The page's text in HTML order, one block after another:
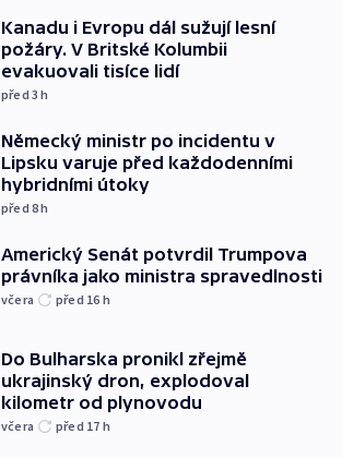
Kanadu i Evropu dál sužují lesní
požáry. V Britské Kolumbii
evakuovali tisíce lidí
před 3h
Německý ministr po incidentu v
Lipsku varuje před každodenními
hybridními útoky
před 8h
Americký Senát potvrdil Trumpova
právníka jako ministra spravedlnosti
včera před 16 h
Do Bulharska pronikl zřejmě
ukrajinský dron, explodoval
kilometr od plynovodu
včera před 17 h